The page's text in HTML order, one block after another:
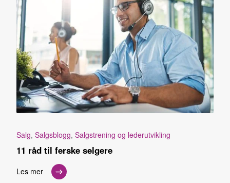
Salg, Salgsblogg, Salgstrening og lederutvikling
11 råd til ferske selgere
Les mer